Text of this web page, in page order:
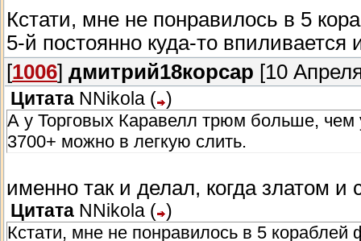
Кстати, мне не понравилось в 5
5-й постоянно куда-то
[1006] дмитрий18корсар [10
Цитата NNikola ( )
А у Торговых Каравелл трюм больше, чем
3700+ можно в легкую слить.
именно так и делал, когда златом
Цитата NNikola ( )
Кстати, мне не понравилось в 5 кораблей